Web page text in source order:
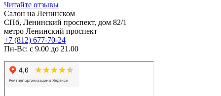
Читайте отзывы
Салон на Ленинском
СПб, Ленинский проспект, дом 82/1
метро Ленинский проспект
+7 (812) 677-70-24
Пн-Вс: с 9.00 до 21.00